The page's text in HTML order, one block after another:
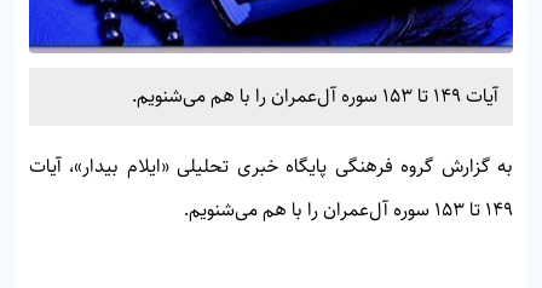
آیات 149 تا 153 سوره آل‌عمران را با هم می‌شنویم.
به گزارش گروه فرهنگی پایگاه خبری تحلیلی «ایلام بیدار»، آیات
149 تا 153 سوره آل‌عمران را با هم می‌شنویم.